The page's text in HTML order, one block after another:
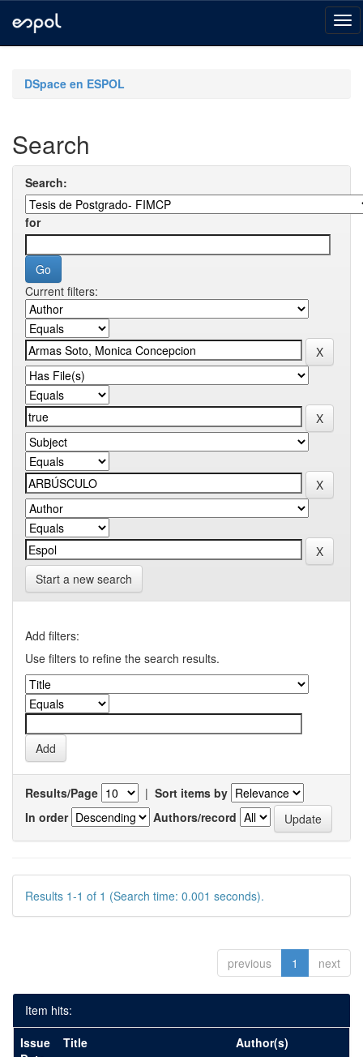
navigationDSpace en ESPOL
Search
Search:
for
Current filters:
Start a new search
Add filters:
Use filters to refine the search results.
Results/Page | Sort items by
In order
Authors/record
Results 1-1 of 1 (Search time: 0.001 seconds).
previous 1 next
Item hits:
Issue
Title Author(s)